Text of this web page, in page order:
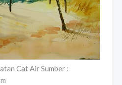
Cat Air Sumber :